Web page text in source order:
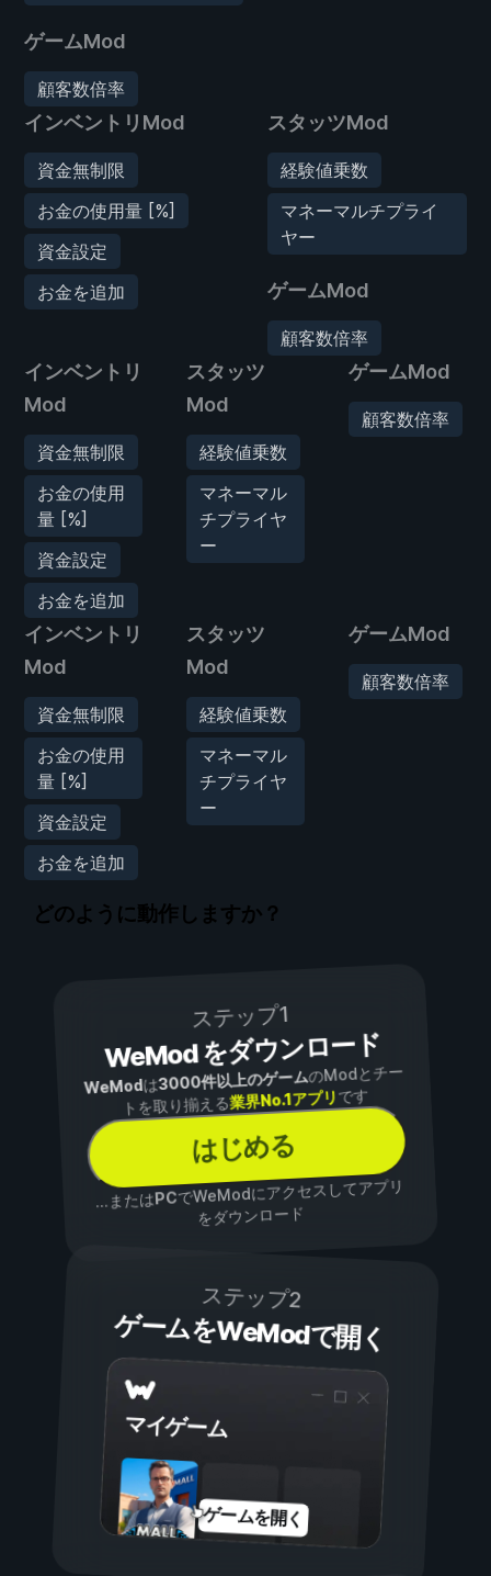
ゲームMod
顧客数倍率
インベントリMod
資金無制限
お金の使用量 [%]
資金設定
お金を追加
スタッツMod
経験値乗数
マネーマルチプライ
ヤー
ゲームMod
顧客数倍率
インベントリ
Mod
資金無制限
お金の使用
量 [%]
資金設定
お金を追加
スタッツ
Mod
経験値乗数
マネーマル
チプライヤ
ー
ゲームMod
顧客数倍率
インベントリ
Mod
資金無制限
お金の使用
量 [%]
資金設定
お金を追加
スタッツ
Mod
経験値乗数
マネーマル
チプライヤ
ー
ゲームMod
顧客数倍率
どのように動作しますか？
ステップ1
WeMod をダウンロード
WeModは3000件以上のゲームのModとチー
トを取り揃える業界No.1アプリです
はじめる
...またはPCでWeModにアクセスしてアプリ
をダウンロード
ステップ2
ゲームをWeModで開く
マイゲーム
ゲームを開く